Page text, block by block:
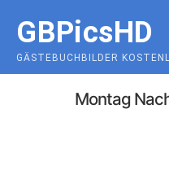
content
GBPicsHD
GÄSTEBUCHBILDER
Montag